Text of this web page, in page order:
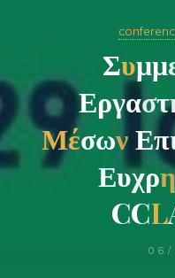
Συμμ
Εργαστ
ΜέσωνΕπ
Ευχρη
CCL